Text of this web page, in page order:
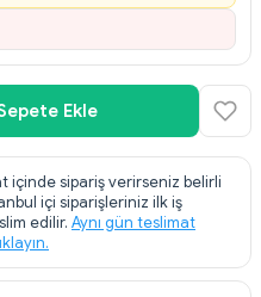
Ekle
içinde sipariş verirseniz belirli
içi siparişleriniz ilk iş
edilir. Aynı gün teslimat